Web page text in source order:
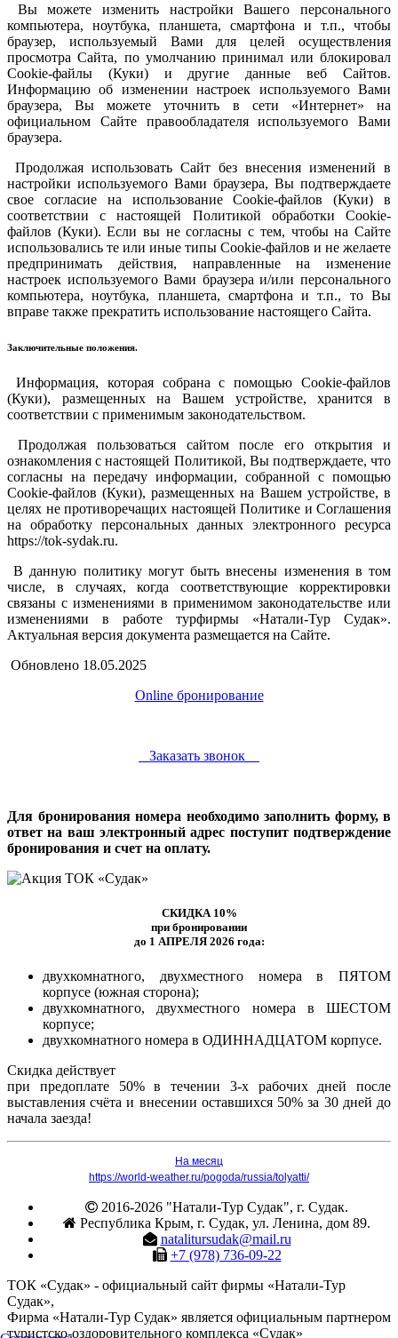
Вы можете изменить настройки Вашего персонального
компьютера, ноутбука, планшета, смартфона и т.п., чтобы
браузер, используемый Вами для целей осуществления
просмотра Сайта, по умолчанию принимал или блокировал
Cookie-файлы (Куки) и другие данные веб Сайтов.
Информацию об изменении настроек используемого Вами
браузера, Вы можете уточнить в сети «Интернет» на
официальном Сайте правообладателя используемого Вами
браузера.
Продолжая использовать Сайт без внесения изменений в
настройки используемого Вами браузера, Вы подтверждаете
свое согласие на использование Cookie-файлов (Куки) в
соответствии с настоящей Политикой обработки Cookie-
файлов (Куки). Если вы не согласны с тем, чтобы на Сайте
использовались те или иные типы Cookie-файлов и не желаете
предпринимать действия, направленные на изменение
настроек используемого Вами браузера и/или персонального
компьютера, ноутбука, планшета, смартфона и т.п., то Вы
вправе также прекратить использование настоящего Сайта.
Заключительные положения.
Информация, которая собрана с помощью Cookie-файлов
(Куки), размещенных на Вашем устройстве, хранится в
соответствии с применимым законодательством.
Продолжая пользоваться сайтом после его открытия и
ознакомления с настоящей Политикой, Вы подтверждаете, что
согласны на передачу информации, собранной с помощью
Cookie-файлов (Куки), размещенных на Вашем устройстве, в
целях не противоречащих настоящей Политике и Соглашения
на обработку персональных данных электронного ресурса
https://tok-sydak.ru.
В данную политику могут быть внесены изменения в том
числе, в случаях, когда соответствующие корректировки
связаны с изменениями в применимом законодательстве или
изменениями в работе турфирмы «Натали-Тур Судак».
Актуальная версия документа размещается на Сайте.
Обновлено 18.05.2025
Online бронирование
Заказать звонок
Для бронирования номера необходимо заполнить форму, в
ответ на ваш электронный адрес поступит подтверждение
бронирования и счет на оплату.
СКИДКА 10%
при бронировании
до 1 АПРЕЛЯ 2026 года:
двухкомнатного, двухместного номера в ПЯТОМ
корпусе (южная сторона);
двухкомнатного, двухместного номера в ШЕСТОМ
корпусе;
двухкомнатного номера в ОДИННАДЦАТОМ корпусе.
Скидка действует
при предоплате 50% в течении 3-х рабочих дней после
выставления счёта и внесении оставшихся 50% за 30 дней до
начала заезда!
На месяц
https://world-weather.ru/pogoda/russia/tolyatti/
2016-2026 "Натали-Тур Судак", г. Судак.
Республика Крым, г. Судак, ул. Ленина, дом 89.
natalitursudak@mail.ru
+7 (978) 736-09-22
ТОК «Судак» - официальный сайт фирмы «Натали-Тур
Судак»,
Фирма «Натали-Тур Судак» является официальным партнером
туристско-оздоровительного комплекса «Судак»